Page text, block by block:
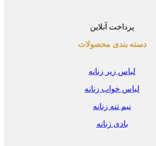
پرداخت آنلاین
بندی محصولات
لباس زیر زنانه
لباس خواب زنانه
نیم تنه زنانه
بادی زنانه